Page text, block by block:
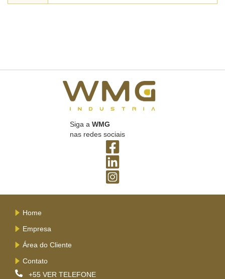
Siga a WMG
nas redes sociais
Home
Empresa
Área do Cliente
Contato
+55 VER TELEFONE